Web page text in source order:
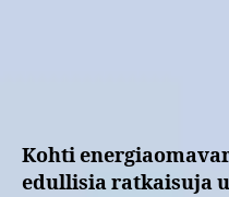
Kohti
edullisia ratkaisuja